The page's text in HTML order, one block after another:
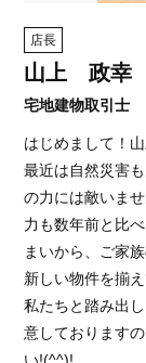
店長
山上 政幸
宅地建物取引士
はじめまして！
最近は自然災害
の力には敵いま
力も数年前と比
まいから、ご家
新しい物件を揃
私たちと踏み出
意しております
い!(^^)!